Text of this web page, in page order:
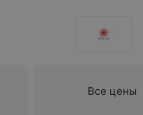
Все цены